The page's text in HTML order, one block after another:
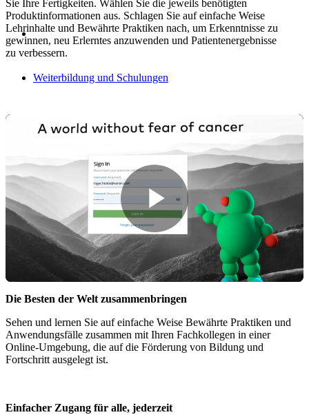
Weiterbildung und Schulungen
VarianThink
Sie Ihre Fertigkeiten. Wählen Sie die jeweils benötigten
Produktinformationen aus. Schlagen Sie auf einfache Weise
Lehrinhalte und Bewährte Praktiken nach, um Erkenntnisse zu
gewinnen, neu Erlerntes anzuwenden und Patientenergebnisse
zu verbessern.
Die Besten der Welt zusammenbringen
Sehen und lernen Sie auf einfache Weise Bewährte Praktiken und
Anwendungsfälle zusammen mit Ihren Fachkollegen in einer
Online-Umgebung, die auf die Förderung von Bildung und
Fortschritt ausgelegt ist.
Einfacher Zugang für alle, jederzeit